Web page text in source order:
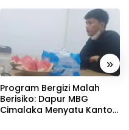
»
Program Bergizi Malah
Berisiko: Dapur MBG
Cimalaka Menyatu Kantor